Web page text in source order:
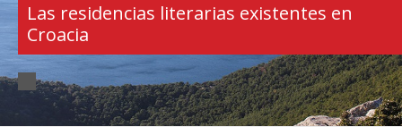
Las residencias literarias existentes en
Croacia